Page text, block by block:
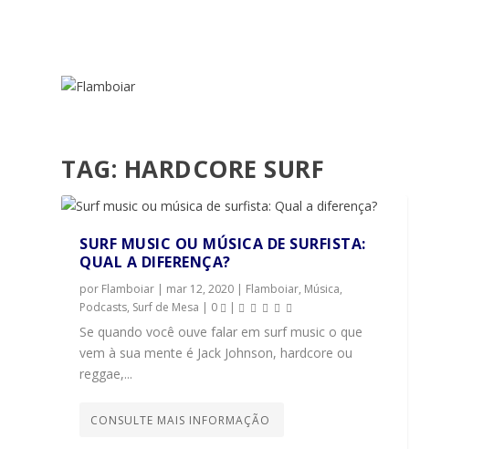
TAG: HARDCORE SURF
SURF MUSIC OU MÚSICA DE SURFISTA:
QUAL A DIFERENÇA?
por Flamboiar | mar 12, 2020 | Flamboiar, Música,
Podcasts, Surf de Mesa | 0 |
Se quando você ouve falar em surf music o que
vem à sua mente é Jack Johnson, hardcore ou
reggae,...
CONSULTE MAIS INFORMAÇÃO